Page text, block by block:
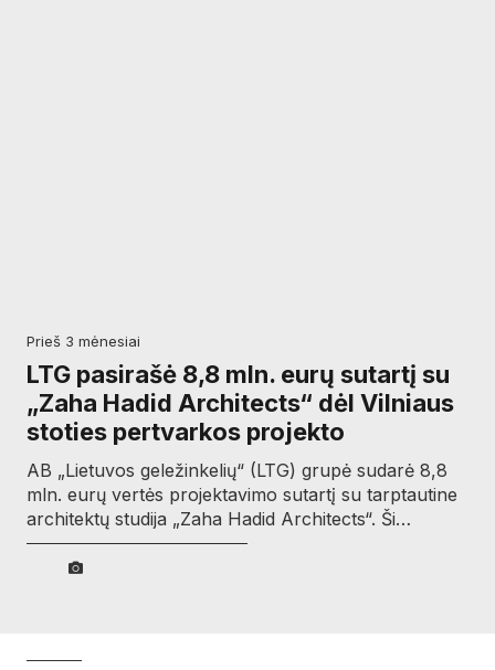
prieš 3 mėnesiai
LTG pasirašė 8,8 mln. eurų sutartį su
„Zaha Hadid Architects“ dėl Vilniaus
stoties pertvarkos projekto
AB „Lietuvos geležinkelių“ (LTG) grupė sudarė 8,8
mln. eurų vertės projektavimo sutartį su tarptautine
architektų studija „Zaha Hadid Architects“. Ši…